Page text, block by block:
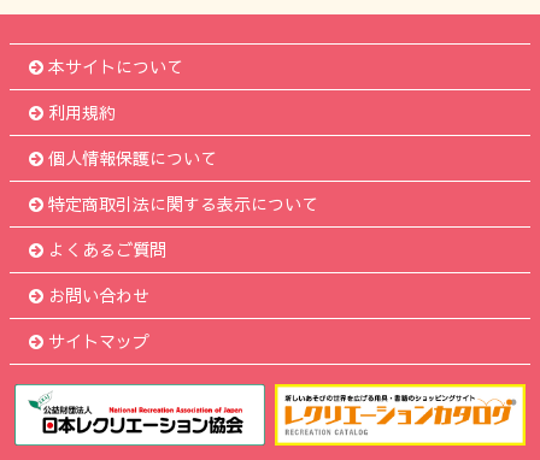
本サイトについて
利用規約
個人情報保護について
特定商取引法に関する表示について
よくあるご質問
お問い合わせ
サイトマップ